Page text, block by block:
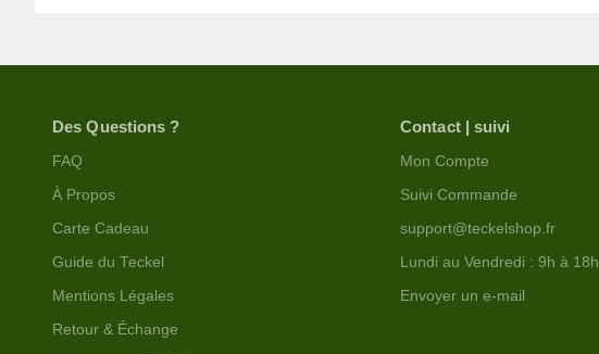
Des Questions ?
FAQ
À Propos
Carte Cadeau
Guide du Teckel
Mentions Légales
Retour & Échange
Contact | suivi
Mon Compte
Suivi Commande
support@teckelshop.fr
Lundi au Vendredi : 9h à 18h
Envoyer un e-mail